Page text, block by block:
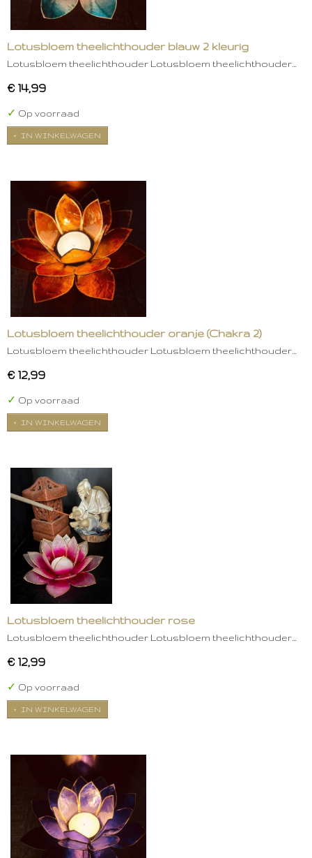
Lotusbloem theelichthouder blauw 2 kleurig
Lotusbloem theelichthouder Lotusbloem theelichthouder…
€ 14,99
✓ Op voorraad
IN WINKELWAGEN
Lotusbloem theelichthouder oranje (Chakra 2)
Lotusbloem theelichthouder Lotusbloem theelichthouder…
€ 12,99
✓ Op voorraad
IN WINKELWAGEN
Lotusbloem theelichthouder rose
Lotusbloem theelichthouder Lotusbloem theelichthouder…
€ 12,99
✓ Op voorraad
IN WINKELWAGEN